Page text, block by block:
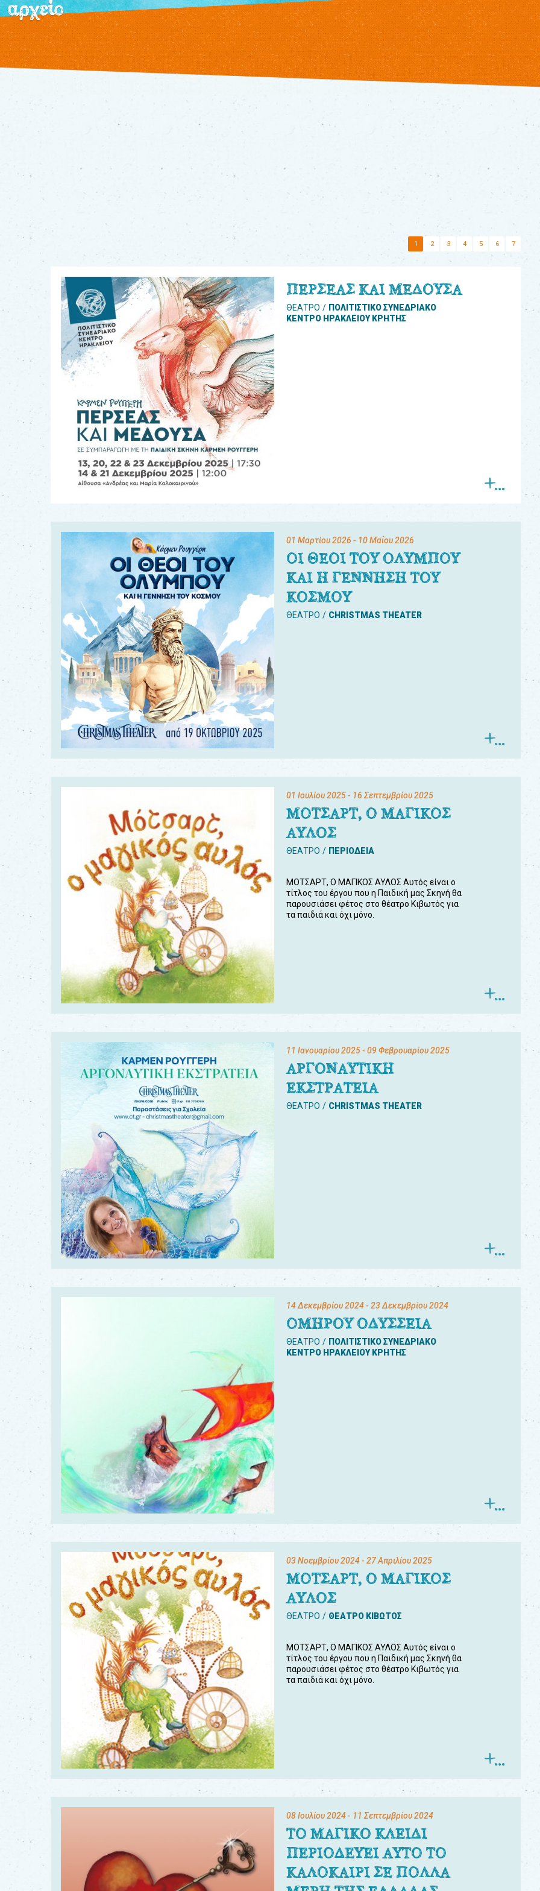
αρχείο
1 2 3 4 5 6 7
ΠΕΡΣΕΑΣ ΚΑΙ ΜΕΔΟΥΣΑ
ΘΕΑΤΡΟ
ΠΟΛΙΤΙΣΤΙΚΟ ΣΥΝΕΔΡΙΑΚΟ
ΚΕΝΤΡΟ ΗΡΑΚΛΕΙΟΥ ΚΡΗΤΗΣ
01 Μαρτίου 2026 - 10 Μαΐου 2026
ΟΙ ΘΕΟΙ ΤΟΥ ΟΛΥΜΠΟΥ
ΚΑΙ Η ΓΕΝΝΗΣΗ ΤΟΥ
ΚΟΣΜΟΥ
ΘΕΑΤΡΟ CHRISTMAS THEATER
01 Ιουλίου 2025- 16 Σεπτεμβρίου 2025
ΜΟΤΣΑΡΤ, Ο ΜΑΓΙΚΟΣ
ΑΥΛΟΣ
ΘΕΑΤΡΟ ΠΕΡΙΟΔΕΙΑ
ΜΟΤΣΑΡΤ, Ο ΜΑΓΙΚΟΣ ΑΥΛΟΣ Αυτός είναι ο
τίτλος του έργου που η Παιδική μας Σκηνή θα
παρουσιάσει φέτος στο θέατρο Κιβωτός για
τα παιδιά και όχι μόνο.
11 Ιανουαρίου 2025- 09 Φεβρουαρίου 2025
ΑΡΓΟΝΑΥΤΙΚΗ
ΕΚΣΤΡΑΤΕΙΑ
ΘΕΑΤΡΟ CHRISTMAS THEATER
14 Δεκεμβρίου 2024- 23 Δεκεμβρίου 2024
ΟΜΗΡΟΥ ΟΔΥΣΣΕΙΑ
ΘΕΑΤΡΟ
ΠΟΛΙΤΙΣΤΙΚΟ ΣΥΝΕΔΡΙΑΚΟ
ΚΕΝΤΡΟ ΗΡΑΚΛΕΙΟΥ ΚΡΗΤΗΣ
03 Νοεμβρίου 2024- 27 Απριλίου 2025
ΜΟΤΣΑΡΤ, Ο ΜΑΓΙΚΟΣ
ΑΥΛΟΣ
ΘΕΑΤΡΟ ΘΕΑΤΡΟ ΚΙΒΩΤΟΣ
ΜΟΤΣΑΡΤ, Ο ΜΑΓΙΚΟΣ ΑΥΛΟΣ Αυτός είναι ο
τίτλος του έργου που η Παιδική μας Σκηνή θα
παρουσιάσει φέτος στο θέατρο Κιβωτός για
τα παιδιά και όχι μόνο.
08 Ιουλίου 2024- 11 Σεπτεμβρίου 2024
ΤΟ ΜΑΓΙΚΟ ΚΛΕΙΔΙ
ΠΕΡΙΟΔΕΥΕΙ ΑΥΤΟ ΤΟ
ΚΑΛΟΚΑΙΡΙ ΣΕ ΠΟΛΛΑ